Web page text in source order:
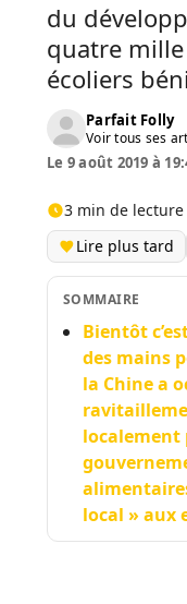
du
quatre
écoliers
Parfait Folly
Voir tous ses
Le 9 août 2019 à
3 min de lecture
Lire plus tard
SOMMAIRE
Bientôt
des mains
la Chine a
localement
local » aux